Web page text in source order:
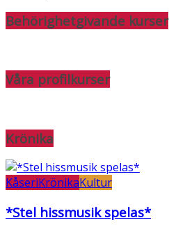
Behörighetgivande kurser
Våra profilkurser
Krönika
KåseriKrönikaKultur
*Stel hissmusik spelas*